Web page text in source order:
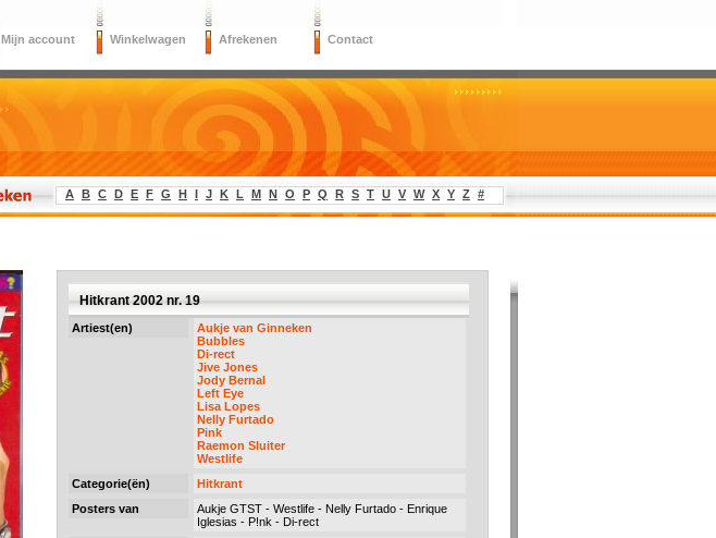
Mijn account Winkelwagen Afrekenen Contact
A B C D E F G H I J K L M N O P Q R S T U V W X Y Z #
Hitkrant 2002 nr. 19
Artiest(en)
Aukje van Ginneken
Bubbles
Di-rect
Jive Jones
Jody Bernal
Left Eye
Lisa Lopes
Nelly Furtado
Pink
Raemon Sluiter
Westlife
Categorie(ën)
Hitkrant
Posters van
Aukje GTST - Westlife - Nelly Furtado - Enrique
Iglesias - P!nk - Di-rect